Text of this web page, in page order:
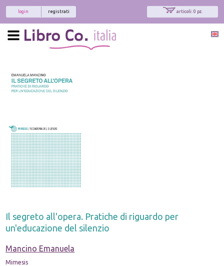
articoli: 0 pz.
registrati
login
Il segreto all'opera. Pratiche di riguardo per
un'educazione del silenzio
Mancino Emanuela
Mimesis